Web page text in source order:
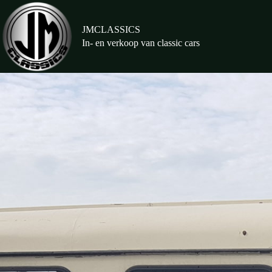
naar
de
inhoud
JMCLASSICS
In- en verkoop van classic cars